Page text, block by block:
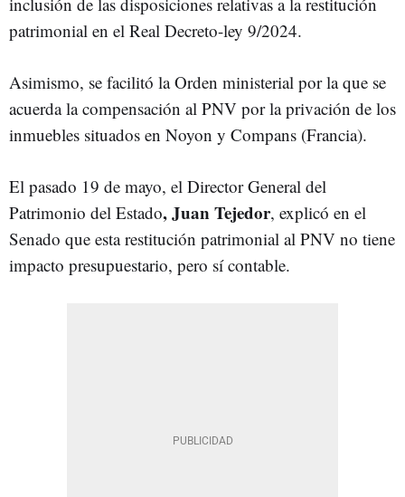
patrimonial en el Real Decreto-ley 9/2024.
Asimismo, se facilitó la Orden ministerial por la que se
acuerda la compensación al PNV por la privación de los
inmuebles situados en Noyon y Compans (Francia).
El pasado 19 de mayo, el Director General del
Patrimonio del Estado, Juan Tejedor, explicó en el
Senado que esta restitución patrimonial al PNV no tiene
impacto presupuestario, pero sí contable.